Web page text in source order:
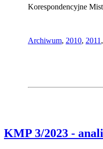
Korespondencyjne
Archiwum, 2010, 2011 ,
KMP 3/2023 -